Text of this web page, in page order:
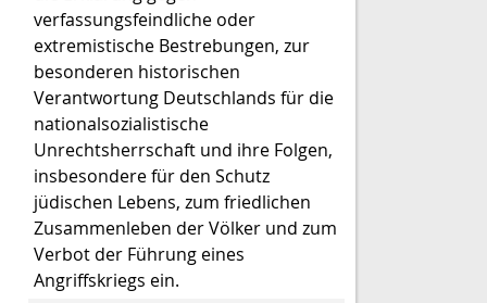
verfassungsfeindliche oder
extremistische Bestrebungen, zur
besonderen historischen
Verantwortung Deutschlands für die
nationalsozialistische
Unrechtsherrschaft und ihre Folgen,
insbesondere für den Schutz
jüdischen Lebens, zum friedlichen
Zusammenleben der Völker und zum
Verbot der Führung eines
Angriffskriegs ein.